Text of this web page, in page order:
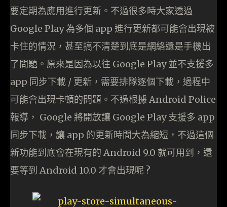
要定期為應用進行更新。不過很多時大家透過
Google Play 為多個 app 進行更新都可能會出現被
卡住的情況，甚至搞不清楚到底是網絡還是手機出
了問題。原來是因為以往 Google Play 並不支援多
app 同步下載 / 更新，需要排隊逐個下載，過程中
可能會出現卡頓的問題。不過根據 Android Police
報導， Google 將開放讓 Google Play 支援多 app
同步下載，讓 app 的更新時間大為縮短，不過這個
新功能到底會在現有的 Android 9.0 就可用到，還
要等到 Android 10.0 才會出現呢 ?